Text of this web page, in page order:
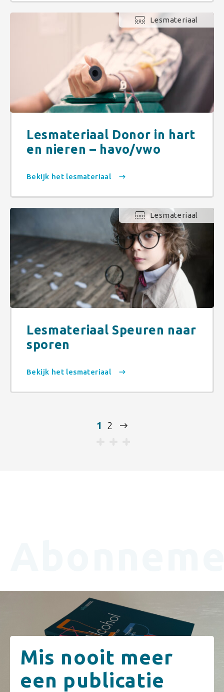
Lesmateriaal
Lesmateriaal Donor in hart
en nieren – havo/vwo
Bekijk het lesmateriaal
Lesmateriaal
Lesmateriaal Speuren naar
sporen
Bekijk het lesmateriaal
1 2
Mis nooit meer
een publicatie